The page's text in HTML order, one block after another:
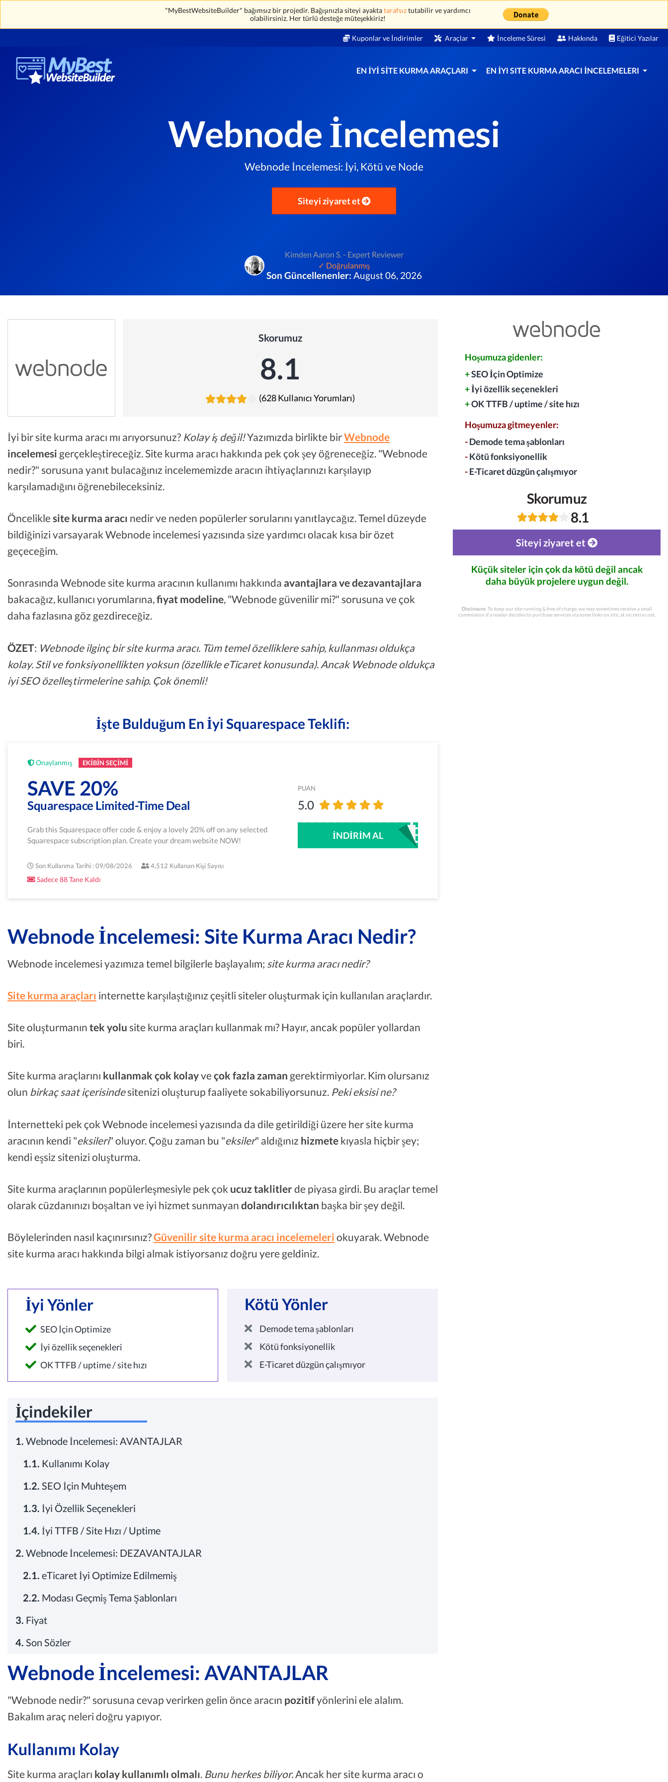
"MyBestWebsiteBuilder" bağımsız bir projedir. Bağışınızla siteyi ayaktatarafsıztutabilir ve yardımcı
olabilirsiniz. Her türlü desteğe müteşekkiriz!
Kuponlar ve İndirimler Araçlar İnceleme Süresi Hakkında Eğitici Yazılar
EN İYI SITE KURMA ARAÇLARI EN İYI SITE KURMA ARACI İNCELEMELERI
Webnode İncelemesi
Webnode İncelemesi: İyi, Kötü ve Node
Siteyi ziyaret et
Kimden Aaron S. - Expert Reviewer
✓ Doğrulanmış
Son Güncellenenler: August 06, 2026
Skorumuz
8.1
(628 Kullanıcı Yorumları)
İyi bir site kurma aracı mı arıyorsunuz? Kolay iş değil!Yazımızda birlikte birWebnode
incelemesi gerçekleştireceğiz. Site kurma aracı hakkında pek çok şey öğreneceğiz. "Webnode
nedir?" sorusuna yanıt bulacağınız incelememizde aracın ihtiyaçlarınızı karşılayıp
karşılamadığını öğrenebileceksiniz.
Öncelikle site kurma aracı nedir ve neden popülerler sorularını yanıtlaycağız. Temel düzeyde
bildiğinizi varsayarak Webnode incelemesi yazısında size yardımcı olacak kısa bir özet
geçeceğim.
Sonrasında Webnode site kurma aracının kullanımı hakkında avantajlara ve dezavantajlara
bakacağız, kullanıcı yorumlarına,fiyat modeline, "Webnode güvenilir mi?" sorusuna ve çok
daha fazlasına göz gezdireceğiz.
ÖZET: Webnode ilginç bir site kurma aracı. Tüm temel özelliklere sahip, kullanması oldukça
kolay. Stil ve fonksiyonellikten yoksun (özellikle eTicaret konusunda). Ancak Webnode oldukça
iyi SEO özelleştirmelerine sahip. Çok önemli!
İşte Bulduğum En İyi Squarespace Teklifi:
Onaylanmış EKIBIN SEÇIMI
SAVE 20%
Squarespace Limited-Time Deal
Grab this Squarespace offer code & enjoy a lovely 20% off on any selected
Squarespace subscription plan. Create your dream website NOW!
Son Kullanma Tarihi : 09/08/2026 4,512 Kullanan Kişi Sayısı
Sadece 88 Tane Kaldı
PUAN
5.0
İNDIRIM AL
Webnode İncelemesi: Site Kurma Aracı Nedir?
Webnode incelemesi yazımıza temel bilgilerle başlayalım; site kurma aracı nedir?
Site kurma araçları internette karşılaştığınız çeşitli siteler oluşturmak için kullanılan araçlardır.
Site oluşturmanın tek yolu site kurma araçları kullanmak mı? Hayır, ancak popüler yollardan
biri.
Site kurma araçlarını kullanmak çok kolayve çok fazla zaman gerektirmiyorlar. Kim olursanız
olun birkaç saat içerisindesitenizi oluşturup faaliyete sokabiliyorsunuz. Peki eksisi ne?
İnternetteki pek çok Webnode incelemesi yazısında da dile getirildiği üzere her site kurma
aracının kendi "eksileri" oluyor. Çoğu zaman bu "eksiler" aldığınız hizmete kıyasla hiçbir şey;
kendi eşsiz sitenizi oluşturma.
Site kurma araçlarının popülerleşmesiyle pek çok ucuz taklitlerde piyasa girdi. Bu araçlar temel
olarak cüzdanınızı boşaltan ve iyi hizmet sunmayan dolandırıcılıktan başka bir şey değil.
Böylelerinden nasıl kaçınırsınız?Güvenilir site kurma aracı incelemeleri okuyarak. Webnode
site kurma aracı hakkında bilgi almak istiyorsanız doğru yere geldiniz.
İyi Yönler
SEO İçin Optimize
İyi özellik seçenekleri
OK TTFB / uptime / site hızı
Kötü Yönler
Demode tema şablonları
Kötü fonksiyonellik
E-Ticaret düzgün çalışmıyor
İçindekiler
1. Webnode İncelemesi: AVANTAJLAR
1.1. Kullanımı Kolay
1.2. SEO İçin Muhteşem
1.3. İyi Özellik Seçenekleri
1.4. İyi TTFB / Site Hızı / Uptime
2. Webnode İncelemesi: DEZAVANTAJLAR
2.1. eTicaret İyi Optimize Edilmemiş
2.2. Modası Geçmiş Tema Şablonları
3. Fiyat
4. Son Sözler
Webnode İncelemesi: AVANTAJLAR
"Webnode nedir?" sorusuna cevap verirken gelin önce aracın pozitifyönlerini ele alalım.
Bakalım araç neleri doğru yapıyor.
Kullanımı Kolay
Site kurma araçları kolay kullanımlı olmalı. Bunu herkes biliyor. Ancak her site kurma aracı o
Hoşumuza gidenler:
+SEO İçin Optimize
+İyi özellik seçenekleri
+OK TTFB / uptime / site hızı
Hoşumuza gitmeyenler:
-Demode tema şablonları
-Kötü fonksiyonellik
-E-Ticaret düzgün çalışmıyor
Skorumuz
8.1
Siteyi ziyaret et
Küçük siteler için çok da kötü değil ancak
daha büyük projelere uygun değil.
Disclosure: To keep our site running & free of charge, we may sometimes receive a small
commission if a reader decides to purchase services via some links on site, at no extra cost.